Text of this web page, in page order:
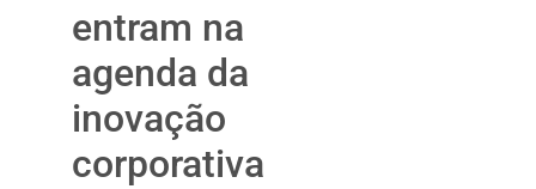
entram na
agenda da
inovação
corporativa